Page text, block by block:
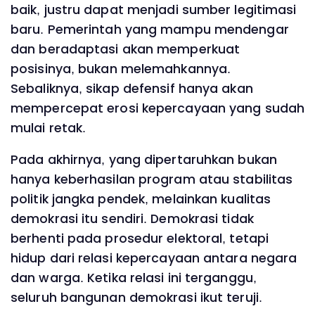
baik, justru dapat menjadi sumber legitimasi
baru. Pemerintah yang mampu mendengar
dan beradaptasi akan memperkuat
posisinya, bukan melemahkannya.
Sebaliknya, sikap defensif hanya akan
mempercepat erosi kepercayaan yang sudah
mulai retak.
Pada akhirnya, yang dipertaruhkan bukan
hanya keberhasilan program atau stabilitas
politik jangka pendek, melainkan kualitas
demokrasi itu sendiri. Demokrasi tidak
berhenti pada prosedur elektoral, tetapi
hidup dari relasi kepercayaan antara negara
dan warga. Ketika relasi ini terganggu,
seluruh bangunan demokrasi ikut teruji.